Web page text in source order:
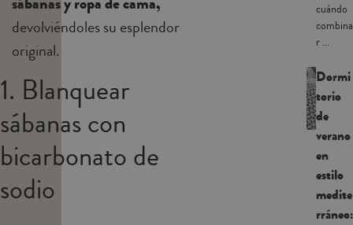
devolviéndoles su esplendor
original.
1. Blanquear
sábanas con
bicarbonato de
sodio
cuándo
combina
r ...
Dormi
torio
de
verano
en
estilo
medite
rráneo: